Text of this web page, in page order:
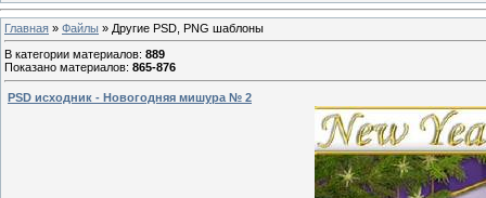
Главная » Файлы » Другие PSD, PNG шаблоны
В категории материалов: 889
Показано материалов: 865-876
PSD исходник - Новогодняя мишура № 2